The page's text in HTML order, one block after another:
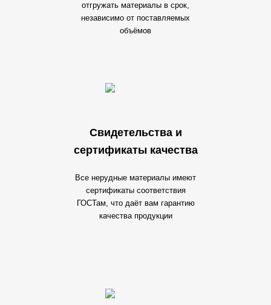
отгружать материалы в срок,
независимо от поставляемых
объёмов
Свидетельства и
сертификаты качества
Все нерудные материалы имеют
сертификаты соответствия
ГОСТам, что даёт вам гарантию
качества продукции